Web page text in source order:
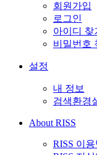
회원가입
로그인
아이디 찾
비밀번호
설정
내 정보
검색환경
About RISS
RISS 이용